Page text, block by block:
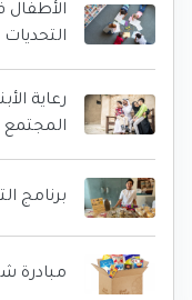
الأطفال
رعاية
المجتمع
برنامج
مبادرة